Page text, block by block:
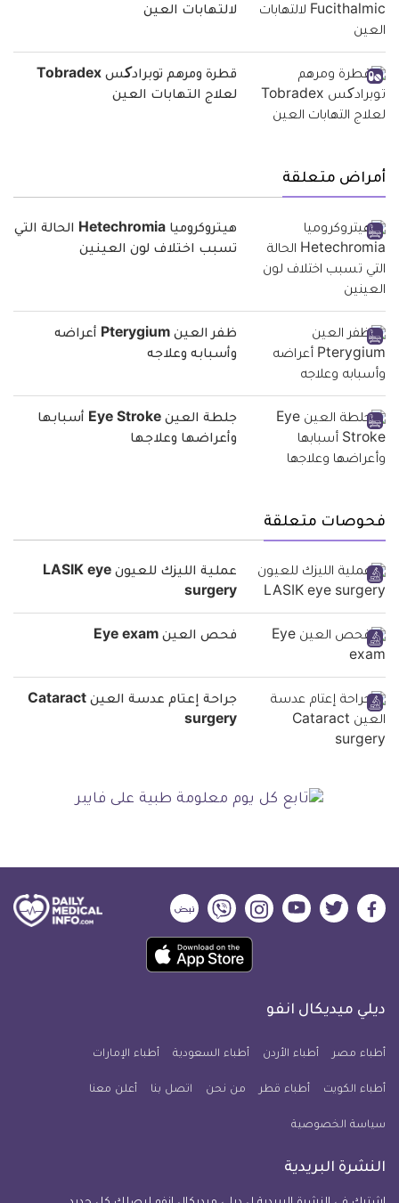
لالتهابات العين
قطرة ومرهم توبرادکس Tobradex
لعلاج التهابات العين
أمراض متعلقة
هيتروكروميا Hetechromia الحالة التي
تسبب اختلاف لون العينين
ظفر العين Pterygium أعراضه
وأسبابه وعلاجه
جلطة العين Eye Stroke أسبابها
وأعراضها وعلاجها
فحوصات متعلقة
عملية الليزك للعيون LASIK eye
surgery
فحص العين Eye exam
جراحة إعتام عدسة العين Cataract
surgery
ديلي
فيسبوك
ديلي
تويتر
ديلي
ميديكال
يوتيوب
ديلي
ميديكال
انفو
ديلي
ميديكال
انفو
ديلي
ميديكال
انفو
حمل
تطبيق
معلومة
للآيفون
ديلي ميديكال انفو
أطباء مصر أطباء الأردن أطباء السعودية أطباء الإمارات
أطباء الكويت أطباء قطر من نحن اتصل بنا أعلن معنا
سياسة الخصوصية
النشرة البريدية